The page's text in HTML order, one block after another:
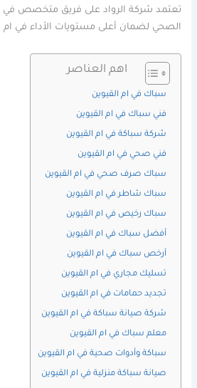
تعتمد شركة الرواد على فريق متخصص في
الصحي لضمان أعلى مستويات الأداء في ام
اهم العناصر
سباك في ام القيوين
فني سباك في ام القيوين
شركة سباكة في ام القيوين
فني صحي في ام القيوين
سباك صرف صحي في ام القيوين
سباك شاطر في ام القيوين
سباك رخيص في ام القيوين
أفضل سباك في ام القيوين
أرخص سباك في ام القيوين
تسليك مجاري في ام القيوين
تجديد حمامات في ام القيوين
شركة صيانة سباكة في ام القيوين
معلم سباك في ام القيوين
سباكة وأدوات صحية في ام القيوين
صيانة سباكة منزلية في ام القيوين